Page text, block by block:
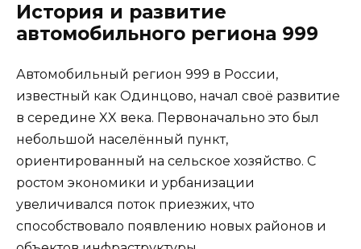
История и развитие
автомобильного региона 999
Автомобильный регион 999 в России,
известный как Одинцово, начал своё развитие
в середине XX века. Первоначально это был
небольшой населённый пункт,
ориентированный на сельское хозяйство. С
ростом экономики и урбанизации
увеличивался поток приезжих, что
способствовало появлению новых районов и